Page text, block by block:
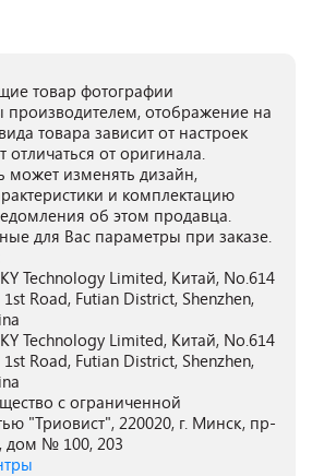
товар фотографии
производителем, отображение на
товара зависит от настроек
от оригинала.
может изменять дизайн,
и комплектацию
об этом продавца.
для Вас параметры при заказе.
Technology Limited, Китай, No.614
Road, Futian District, Shenzhen,
Technology Limited, Китай, No.614
Road, Futian District, Shenzhen,
с ограниченной
"Триовист", 220020, г. Минск, пр-
дом № 100, 203